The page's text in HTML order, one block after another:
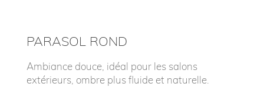
PARASOL ROND
Ambiance douce, idéal pour les salons
extérieurs, ombre plus fluide et naturelle.